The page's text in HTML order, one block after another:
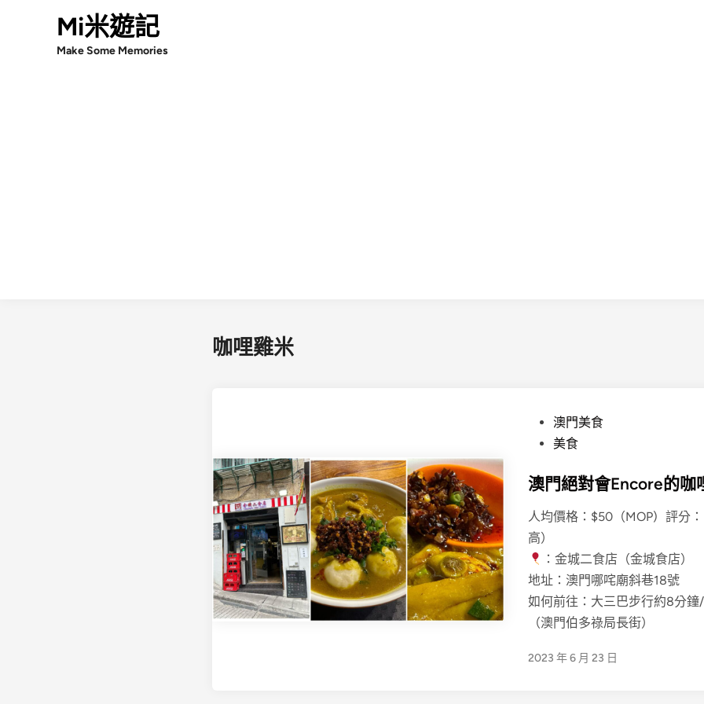
Mi米遊記
Make Some Memories
咖哩雞米
t
e
d
i
n
澳門美食
美食
澳門絕對會Encore的咖
人均價格：$50（MOP) 評分：
高）
：金城二食店（金城食店）
地址：澳門哪咤廟斜巷18號
如何前往：大三巴步行約8分
（澳門伯多祿局長街）
2023 年 6 月 23 日